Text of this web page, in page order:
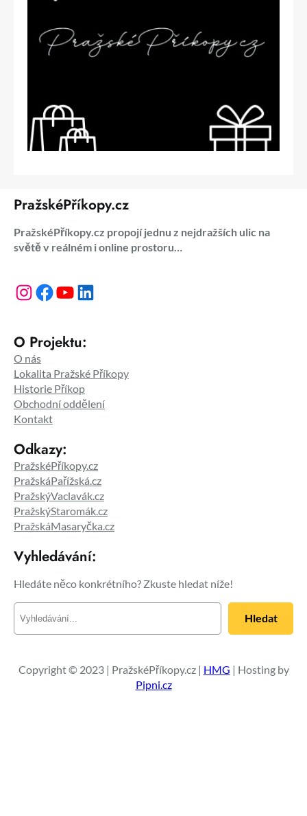
PražskéPříkopy.cz
PražskéPříkopy.cz propojí jednu z nejdražších ulic na
světě v reálném i online prostoru…
Instagram Facebook YouTube LinkedIn
O Projektu:
O nás
Lokalita Pražské Příkopy
Historie Příkop
Obchodní oddělení
Kontakt
Odkazy:
PražskéPříkopy.cz
PražskáPařížská.cz
PražskýVaclavák.cz
PražskýStaromák.cz
PražskáMasaryčka.cz
Vyhledávání:
Hledáte něco konkrétního? Zkuste hledat níže!
e
a
t
Hledat
Copyright © 2023 | PražskéPříkopy.cz | HMG | Hosting by
Pipni.cz